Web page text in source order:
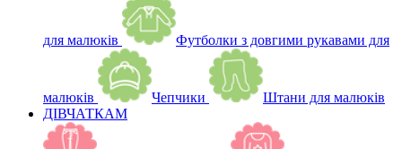
для малюків Футболки з довгими рукавами для
малюків Чепчики
Штани для малюків
ДІВЧАТКАМ